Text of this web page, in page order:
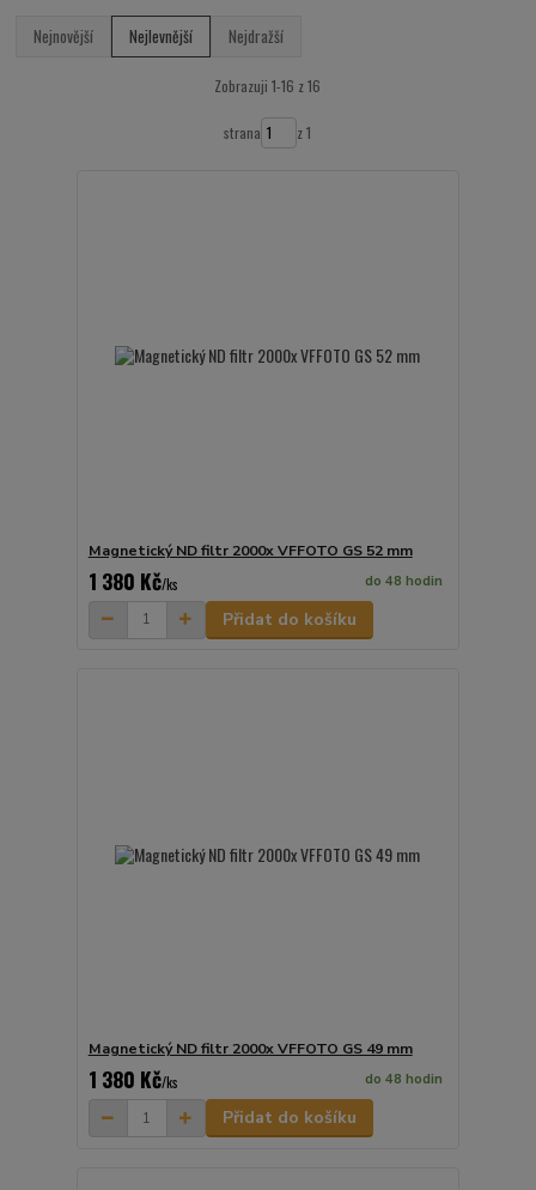
Nejnovější Nejlevnější Nejdražší
Zobrazuji 1-16 z 16
strana z 1
Magnetický ND filtr 2000x VFFOTO GS 52 mm
1 380 Kč/ks do 48 hodin
Přidat do košíku
Magnetický ND filtr 2000x VFFOTO GS 49 mm
1 380 Kč/ks do 48 hodin
Přidat do košíku